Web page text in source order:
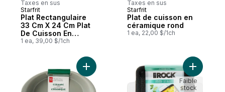
Taxes en sus
Starfrit
Plat Rectangulaire
33 Cm X 24 Cm Plat
De Cuisson En
Céramique
1 ea, 39,00 $/1ch
Taxes en sus
Starfrit
Plat de cuisson en
céramique rond
1 ea, 22,00 $/1ch
Ajouter Plat de cuisson ceramique au
Ajouter
Faible
stock